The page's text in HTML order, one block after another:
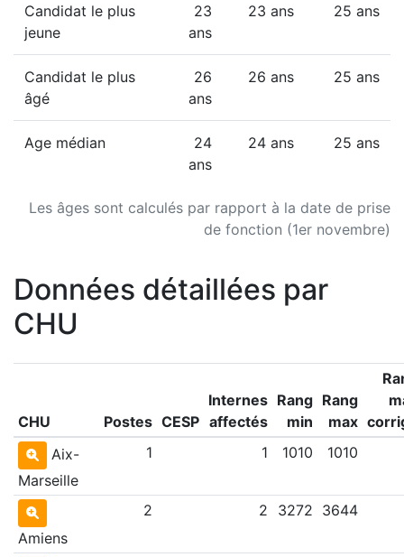
Les âges sont calculés par rapport à la date de prise
de fonction (1er novembre)
Candidat le plus
jeune
23
ans
23 ans 25 ans
Candidat le plus
âgé
26
ans
26 ans 25 ans
Age médian
24
ans
24 ans 25 ans
Données détaillées par
CHU
CHU Postes CESP
Internes
affectés
Rang
min
Rang
max
Aix-
Marseille
1 1 1010 1010
Amiens
2 2 3272 3644